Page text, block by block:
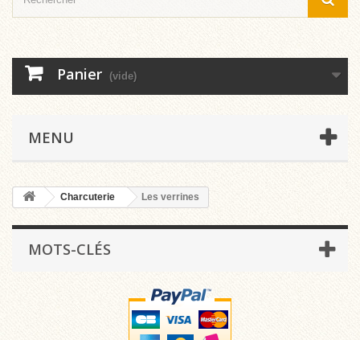
Panier (vide)
MENU
Charcuterie Les verrines
MOTS-CLÉS